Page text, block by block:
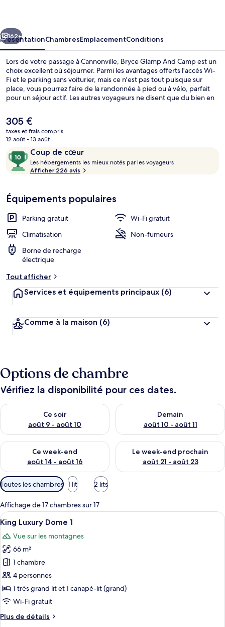
Suivant
162+
PrésentationChambresEmplacementConditions
Lors de votre passage à Cannonville, Bryce Glamp And Camp est un
choix excellent où séjourner. Parmi les avantages offerts l'accès Wi-
Fi et le parking sans voiturier, mais ce n'est pas tout puisque sur
place, vous pourrez faire de la randonnée à pied ou à vélo, parfait
pour un séjour actif. Les autres voyageurs ne disent que du bien en
Le
prix
actuel
de
305 €.
305 €
taxes et frais compris
12 août - 13 août
Avis
voyageurs
Coup de cœur
10
sur
10,
cœur
Les hébergements les mieux notés par les voyageurs
t
l
n
o
t
é
s
p
s
Afficher 226 avis
Équipements populaires
Parking gratuit
Wi-Fi gratuit
Climatisation
Non-fumeurs
Borne de recharge
électrique
Tout afficher
Services et équipements principaux (6)
Comme à la maison (6)
Options de chambre
Vérifiez la disponibilité pour ces dates.
Ce soir
août 9 - août 10
Vérifier la disponibilité pour ce soir août 9 - août 10
Demain
août 10 - août 11
Vérifier la disponibilité pour
Ce week-end
août 14 - août 16
Vérifier la disponibilité pour ce week-end août 14 - août 16
Le week-end prochain
août 21 - août 23
Vérifier la disponibilité pour
Filtres
disponibles
pour
les
chambres
Toutes les chambres 1 lit 2 lits
Affichage de 17 chambres sur 17
Afficher
toutes
les
photos
pour
ce
type
de
chambre :
King
Une cuisine moderne avec un coin
11
King Luxury Dome 1
Vue sur les montagnes
66 m²
1 chambre
4 personnes
1 très grand lit et 1 canapé-lit (grand)
Wi-Fi gratuit
Plus de détails
Plus